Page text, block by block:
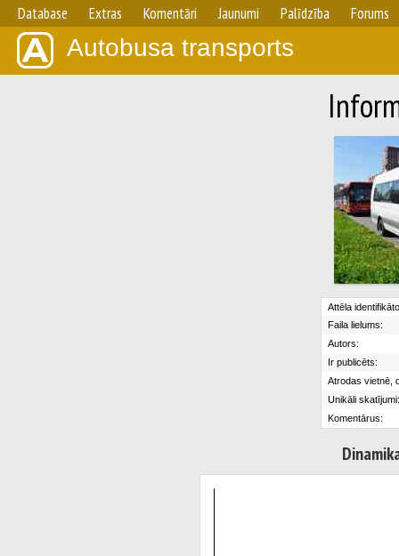
Database Extras Komentāri Jaunumi Palīdzība Forums
Autobusa transports
Attēla
Faila lielums:
Autors:
Ir publicēts:
Atrodas vietnē,
Unikāli skatījumi:
Komentārus: